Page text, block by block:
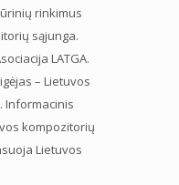
rinkimus
sąjunga.
LATGA.
– Lietuvos
Informacinis
kompozitorių
Lietuvos